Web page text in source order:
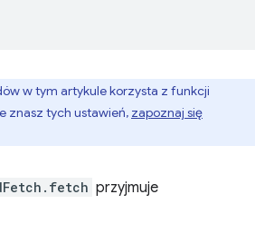
w tym artykule korzysta z funkcji
znasz tych ustawień, zapoznaj się
przyjmuje